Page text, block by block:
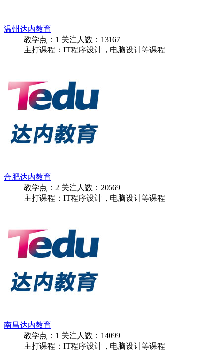
温州达内教育
教学点： 1 关注人数： 13167
主打课程：IT程序设计，电脑设计等课程
合肥达内教育
教学点： 2 关注人数： 20569
主打课程：IT程序设计，电脑设计等课程
南昌达内教育
教学点： 1 关注人数： 14099
主打课程：IT程序设计，电脑设计等课程